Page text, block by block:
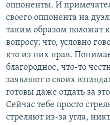
оппоненты. И
своего оппонента на
таким образом положат
вопросу; что, условно
кто из них прав.
благородное, что-то
заявляют о своих
готовы даже отдать за
Сейчас тебе просто
стреляют из-за угла,